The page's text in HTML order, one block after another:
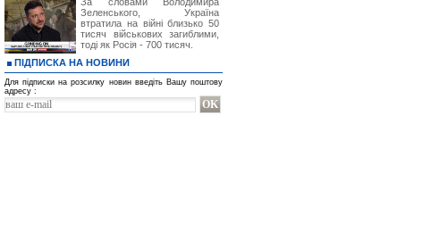
Зеленського, Україна
втратила на війні близько 50
тисяч військових загиблими,
тоді як Росія - 700 тисяч.
ПІДПИСКА НА НОВИНИ
Для підписки на розсилку новин введіть Вашу поштову
адресу :